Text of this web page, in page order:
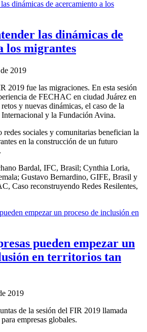
las dinámicas de
los migrantes
2019
2019 fue las migraciones. En esta sesión
de FECHAC en ciudad Juárez en
y nuevas dinámicas, el caso de la
y la Fundación Avina.
redes sociales y comunitarias benefician la
en la construcción de un futuro
Bardal, IFC, Brasil; Cynthia Loria,
Gustavo Bernardino, GIFE, Brasil y
Caso reconstruyendo Redes Resilentes,
pueden empezar un
en territorios tan
2019
de la sesión del FIR 2019 llamada
empresas globales.